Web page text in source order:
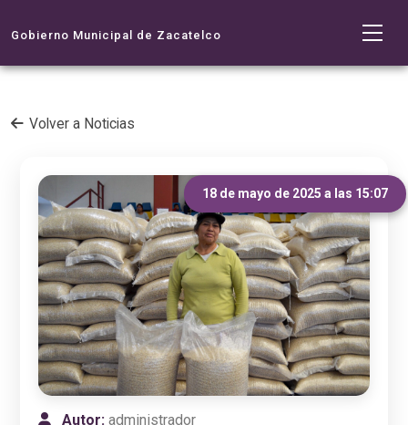
Gobierno Municipal de Zacatelco
Volver a Noticias
18 de mayo de 2025 a las 15:07
Autor:administrador